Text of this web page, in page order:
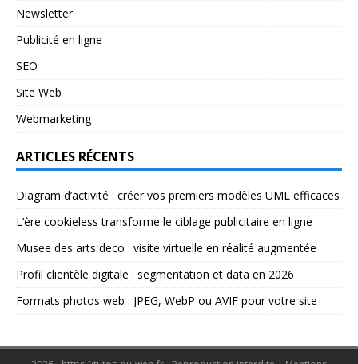
Newsletter
Publicité en ligne
SEO
Site Web
Webmarketing
ARTICLES RÉCENTS
Diagram d’activité : créer vos premiers modèles UML efficaces
L’ère cookieless transforme le ciblage publicitaire en ligne
Musee des arts deco : visite virtuelle en réalité augmentée
Profil clientèle digitale : segmentation et data en 2026
Formats photos web : JPEG, WebP ou AVIF pour votre site